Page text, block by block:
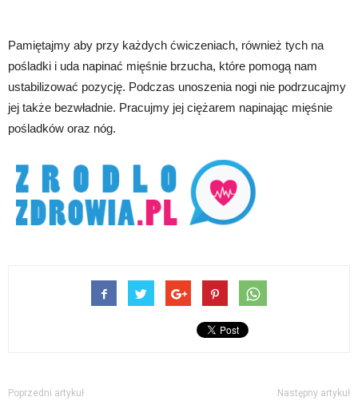
Pamiętajmy aby przy każdych ćwiczeniach, również tych na
pośladki i uda napinać mięśnie brzucha, które pomogą nam
ustabilizować pozycję. Podczas unoszenia nogi nie podrzucajmy
jej także bezwładnie. Pracujmy jej ciężarem napinając mięśnie
pośladków oraz nóg.
Poprzedni artykuł Następny artykuł